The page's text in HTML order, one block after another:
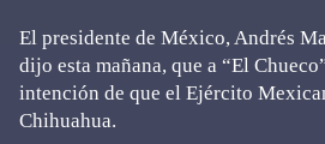
El presidente de México, Andrés
dijo esta mañana, que a “El
intención de que el Ejército
Chihuahua.